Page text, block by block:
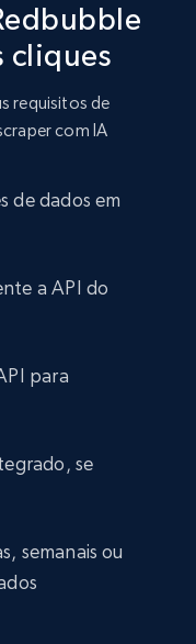
cliques
requisitos de
com IA
de dados em
a API do
para
se
semanais ou